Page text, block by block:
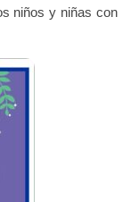
niños y niñas con